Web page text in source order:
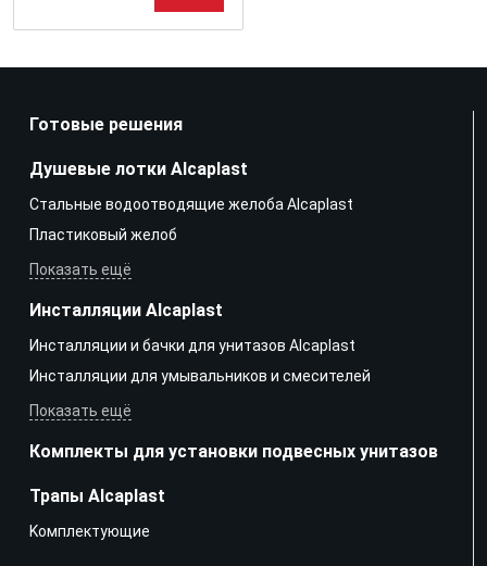
Готовые решения
Душевые лотки Alcaplast
Стальные водоотводящие желоба Alcaplast
Пластиковый желоб
Показать ещё
Инсталляции Alcaplast
Инсталляции и бачки для унитазов Alcaplast
Инсталляции для умывальников и смесителей
Показать ещё
Комплекты для установки подвесных унитазов
Трапы Alcaplast
Kомплектующие